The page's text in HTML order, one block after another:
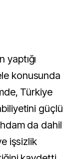
yaptığı
konusunda
Türkiye
güçlü
da dahil
işsizlik